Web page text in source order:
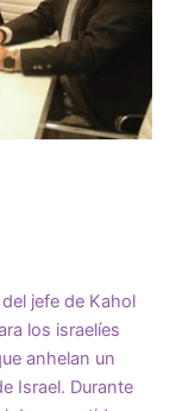
jefe de Kahol
los israelíes
anhelan un
Israel. Durante